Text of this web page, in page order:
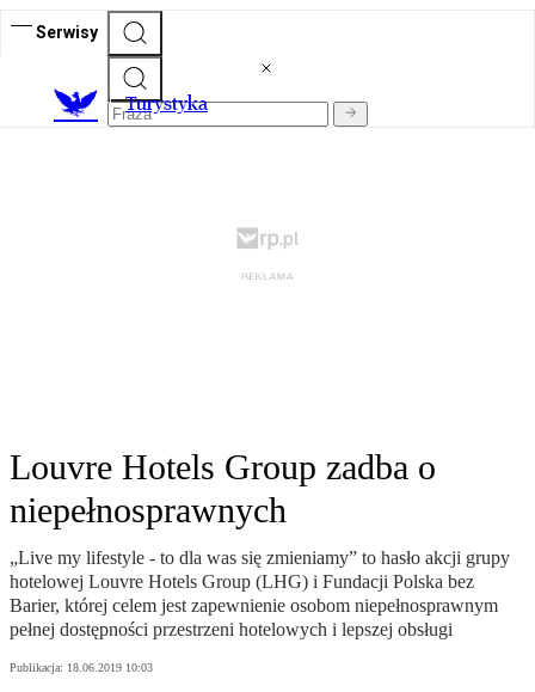
Serwisy
Turystyka
Louvre Hotels Group zadba o
niepełnosprawnych
„Live my lifestyle - to dla was się zmieniamy” to hasło akcji grupy
hotelowej Louvre Hotels Group (LHG) i Fundacji Polska bez
Barier, której celem jest zapewnienie osobom niepełnosprawnym
pełnej dostępności przestrzeni hotelowych i lepszej obsługi
Publikacja: 18.06.2019 10:03